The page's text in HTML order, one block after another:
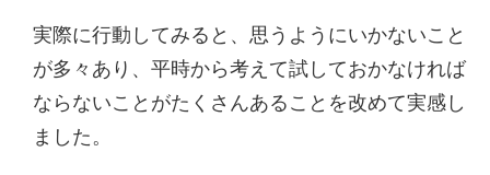
実際に行動してみると、思うようにいかないこと
が多々あり、平時から考えて試しておかなければ
ならないことがたくさんあることを改めて実感し
ました。